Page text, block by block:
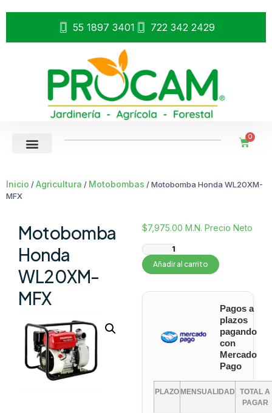
55 1897 3401 722 342 2429
0
Inicio /Agricultura / Motobombas / Motobomba Honda WL20XM-
MFX
Motobomba
Honda
WL20XM-
MFX
$7,975.00 M.N. Precio Neto
Añadir al carrito
Pagos a
plazos
pagando
con
Mercado
Pago
PLAZO MENSUALIDAD
TOTAL A
PAGAR